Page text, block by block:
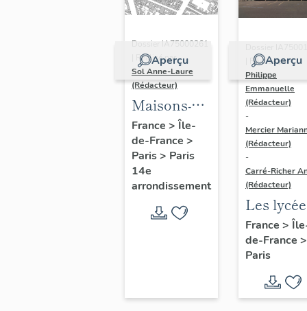
Aperçu
Dossier IA75000261
| Réalisé par
Sol Anne-Laure
(Rédacteur)
Maisons-
immeubles
France > Île-
de-France >
Paris> Paris
14e
arrondissement
Aperçu
| Réalisé par
Philippe
Emmanuelle
(Rédacteur)
-
Mercier
(Rédacteur)
-
Carré-Richer
(Rédacteur)
Les
Jean-
Dondel
Roger
Dhuit
France >
de-France >
Paris